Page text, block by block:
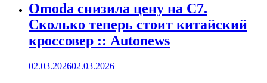
Omoda снизила цену на C7.
Сколько теперь стоит китайский
кроссовер :: Autonews
02.03.202602.03.2026